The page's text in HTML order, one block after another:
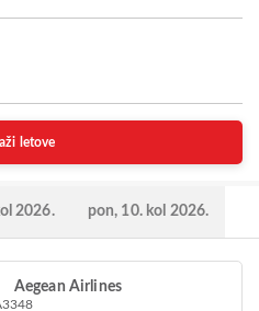
letove
2026. pon, 10. kol 2026.
Aegean Airlines